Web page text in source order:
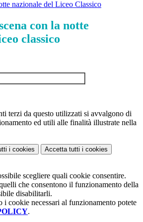
nazionale del Liceo Classico
con la notte
classico
terzi da questo utilizzati si avvalgono di
ed utili alle finalità illustrate nella
i cookies Accetta tutti i cookies
scegliere quali cookie consentire.
che consentono il funzionamento della
disabilitarli.
i cookie necessari al funzionamento potete
.